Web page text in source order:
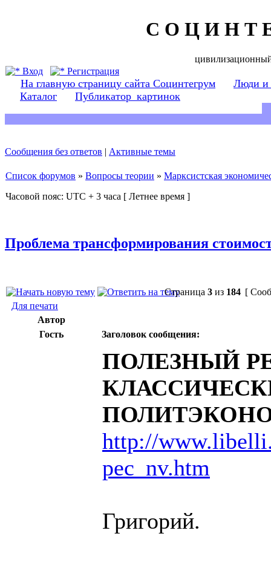
С О Ц И Н Т
Вход
Регистрация
На главную страницу сайта Социнтегрум
Люди и
Каталог
Публикатор_картинок
Сообщения без ответов | Активные темы
Список форумов » Вопросы теории » Марксистская
Часовой пояс: UTC + 3 часа [ Летнее время ]
Проблема трансформирования
Страница 3 из 184 [
Для печати
Автор
Гость
Заголовок сообщения:
ПОЛЕЗНЫЙ
http://
pec_nv.htm
Григорий.